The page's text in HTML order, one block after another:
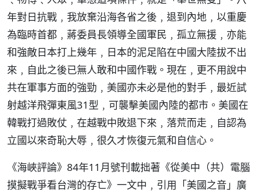
年對日抗戰﹐我放棄沿海各省之後﹐退到內地﹐以重慶
為臨時首都﹐蔣委員長領導全國軍民﹐孤立無援﹐亦能
和強敵日本打上幾年﹐日本的泥足陷在中國大陸拔不出
來﹐自此之後已無人敢和中國作戰。現在﹐更不用說中
共在軍事方面的強勁﹐美國亦未必是他的對手﹐最近試
射越洋飛彈東風31型﹐可襲擊美國內陸的都市。美國在
韓戰打過敗仗﹐在越戰中敗退下來﹐落荒而走﹐自認為
立國以來奇恥大辱﹐很久才恢復元氣和自信心。
《海峽評論》84年11月號刊載拙著《從美中（共）電腦
摸擬戰爭看台灣的存亡》一文中﹐引用「美國之音」廣